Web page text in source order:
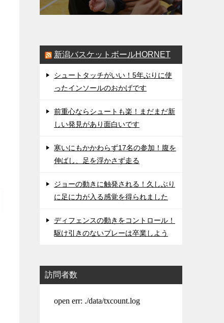
新潟バスケットボールHORNET
シュートタッチがいい！5年ぶりに使
ったインソールのおかげです
前重心ならシュートも楽！まだまだ新
しい発見があり面白いです
寒いにもかかわらず17名の参加！腹を
伸ばし、足を浮かさず走る
ジョーの動きに触発される！久しぶり
に足に力が入る感覚を得られました
ディフェンスの動きをコントロール！
駆け引きのないプレーは卒業しよう
訪問者数